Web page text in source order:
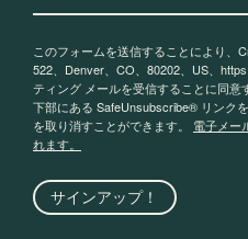
このフォームを送信することにより、
522、Denver、CO、80202、US、
ティング メールを受信することに同
下部にある SafeUnsubscribe® リンク
を取り消すことができます。 電子メー
れます。
サインアップ！